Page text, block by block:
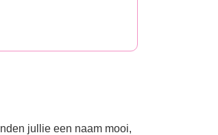
jullie een naam mooi,